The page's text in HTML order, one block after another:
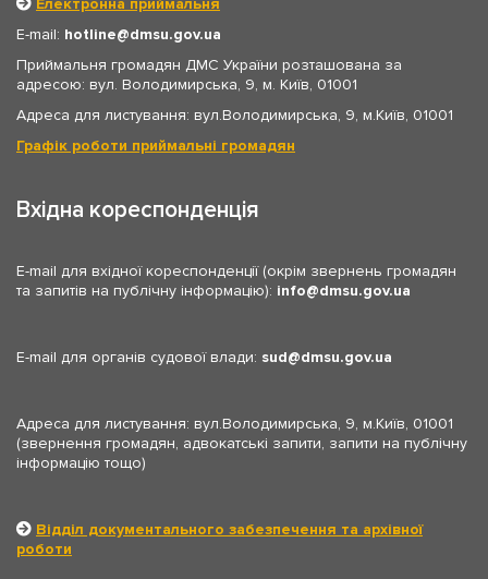
E-mail: hotline
dmsu.gov.ua
Приймальня громадян ДМС України розташована за
адресою: вул. Володимирська, 9, м. Київ, 01001
Адреса для листування: вул.Володимирська, 9, м.Київ, 01001
Графік роботи приймальні громадян
Вхідна кореспонденція
E-mail для вхідної кореспонденції (окрім звернень громадян
та запитів на публічну інформацію): info dmsu.gov.ua
E-mail для органів судової влади: sud dmsu.gov.ua
Адреса для листування: вул.Володимирська, 9, м.Київ, 01001
(звернення громадян, адвокатські запити, запити на публічну
інформацію тощо)
Відділ документального забезпечення та архівної
роботи